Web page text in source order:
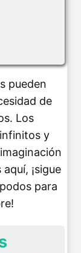
pueden
de
Los
y
¡sigue
para